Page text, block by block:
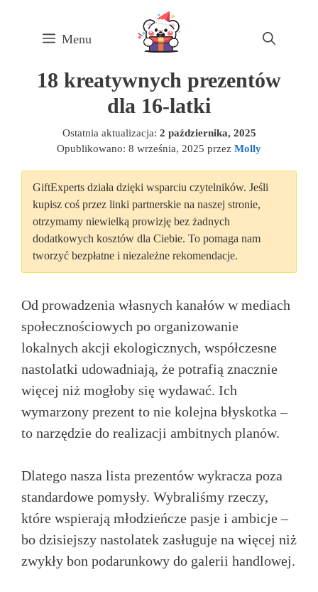
Menu
18 kreatywnych prezentów
dla 16-latki
Ostatnia aktualizacja: 2 października, 2025
Opublikowano: 8 września, 2025 przez Molly
GiftExperts działa dzięki wsparciu czytelników. Jeśli
kupisz coś przez linki partnerskie na naszej stronie,
otrzymamy niewielką prowizję bez żadnych
dodatkowych kosztów dla Ciebie. To pomaga nam
tworzyć bezpłatne i niezależne rekomendacje.
Od prowadzenia własnych kanałów w mediach
społecznościowych po organizowanie
lokalnych akcji ekologicznych, współczesne
nastolatki udowadniają, że potrafią znacznie
więcej niż mogłoby się wydawać. Ich
wymarzony prezent to nie kolejna błyskotka –
to narzędzie do realizacji ambitnych planów.
Dlatego nasza lista prezentów wykracza poza
standardowe pomysły. Wybraliśmy rzeczy,
które wspierają młodzieńcze pasje i ambicje –
bo dzisiejszy nastolatek zasługuje na więcej niż
zwykły bon podarunkowy do galerii handlowej.